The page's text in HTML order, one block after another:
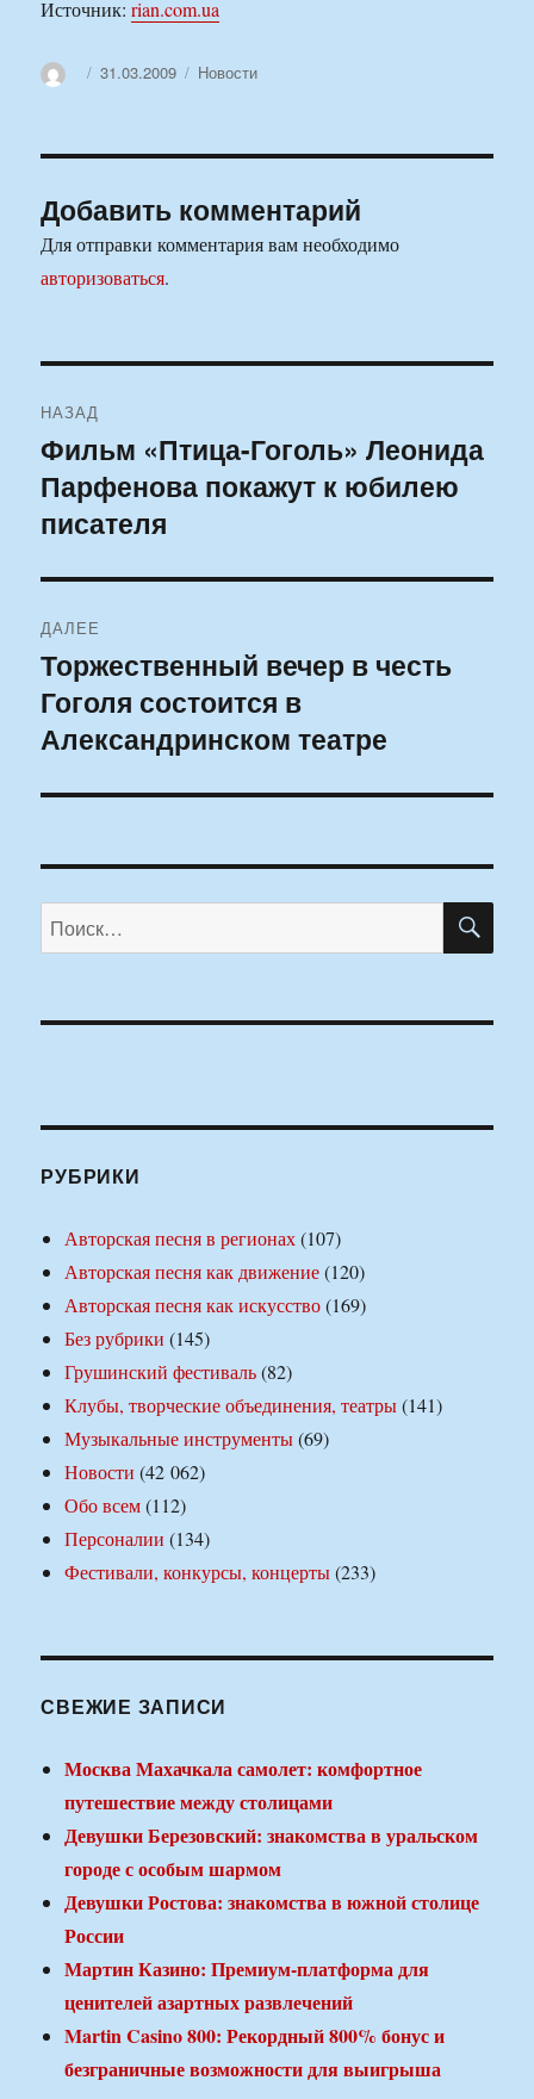
Источник:rian.com.ua
АвторОпубликовано
31.03.2009 Рубрики
Новости
Добавить комментарий
Для отправки комментария вам необходимо
авторизоваться.
по
записям
НАЗАД
Предыдущая
запись:
Фильм «Птица-Гоголь» Леонида
Парфенова покажут к юбилею
писателя
ДАЛЕЕ
Следующая
запись:
Торжественный вечер в честь
Гоголя состоится в
Александринском театре
Искать:
РУБРИКИ
Авторская песня в регионах(107)
Авторская песня как движение(120)
Авторская песня как искусство(169)
Без рубрики (145)
Грушинский фестиваль(82)
Клубы, творческие объединения, театры(141)
Музыкальные инструменты(69)
Новости (42 062)
Обо всем(112)
Персоналии (134)
Фестивали, конкурсы, концерты(233)
СВЕЖИЕ ЗАПИСИ
Москва Махачкала самолет: комфортное
путешествие между столицами
Девушки Березовский: знакомства в уральском
городе с особым шармом
Девушки Ростова: знакомства в южной столице
России
Мартин Казино: Премиум-платформа для
ценителей азартных развлечений
Martin Casino 800: Рекордный 800% бонус и
безграничные возможности для выигрыша